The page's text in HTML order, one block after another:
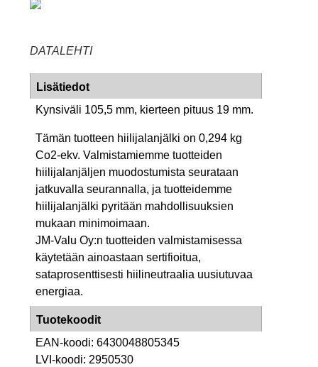
DATALEHTI
Lisätiedot
Kynsiväli 105,5 mm, kierteen pituus 19 mm.
Tämän tuotteen hiilijalanjälki on 0,294 kg
Co2-ekv. Valmistamiemme tuotteiden
hiilijalanjäljen muodostumista seurataan
jatkuvalla seurannalla, ja tuotteidemme
hiilijalanjälki pyritään mahdollisuuksien
mukaan minimoimaan.
JM-Valu Oy:n tuotteiden valmistamisessa
käytetään ainoastaan sertifioitua,
sataprosenttisesti hiilineutraalia uusiutuvaa
energiaa.
Tuotekoodit
EAN-koodi: 6430048805345
LVI-koodi: 2950530